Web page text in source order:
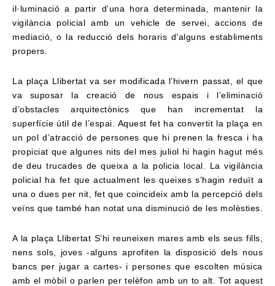
il·luminació a partir d’una hora determinada, mantenir la
vigilància policial amb un vehicle de servei, accions de
mediació, o la reducció dels horaris d’alguns establiments
propers.
La plaça Llibertat va ser modificada l’hivern passat, el que
va suposar la creació de nous espais i l’eliminació
d’obstacles arquitectònics que han incrementat la
superfície útil de l’espai. Aquest fet ha convertit la plaça en
un pol d’atracció de persones que hi prenen la fresca i ha
propiciat que algunes nits del mes juliol hi hagin hagut més
de deu trucades de queixa a la policia local. La vigilància
policial ha fet que actualment les queixes s’hagin reduït a
una o dues per nit, fet que coincideix amb la percepció dels
veïns que també han notat una disminució de les molèsties.
A la plaça Llibertat S’hi reuneixen mares amb els seus fills,
nens sols, joves -alguns aprofiten la disposició dels nous
bancs per jugar a cartes- i persones que escolten música
amb el mòbil o parlen per telèfon amb un to alt. Tot aquest